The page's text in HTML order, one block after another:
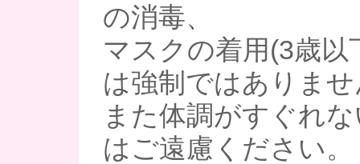
の消毒、
マスクの着用(3歳以
は強制ではありま
また体調がすぐれ
はご遠慮ください。